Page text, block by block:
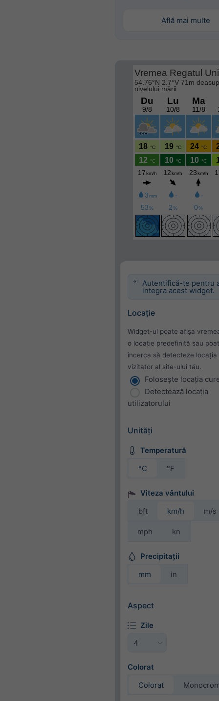
Află mai multe
Autentifică-te pentru
integra acest widget.
Locație
Widget-ul poate afișa
o locație predefinită sau
încerca să detecteze locația
vizitator al site-ului tău.
Folosește locația
Detectează locația
utilizatorului
Unități
Temperatură
°C
°F
Viteza vântului
bft
km/h m/s
mph kn
Precipitații
mm
in
Aspect
Zile
Colorat
Colorat